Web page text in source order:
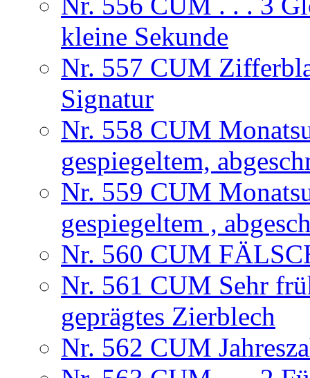
kleine Sekunde
Nr. 557 CUM
Signatur
Nr. 558 CUM
gespiegeltem,
Nr. 559 CUM
gespiegeltem ,
Nr. 560 CUM
Nr. 561 CUM Sehr
geprägtes Zierblech
Nr. 562 CUM